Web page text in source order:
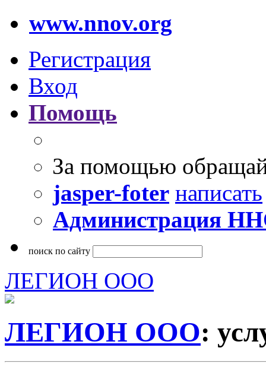
www.nnov.org
Регистрация
Вход
Помощь
За помощью
jasper-foter написать
Администрация
поиск по сайту
ЛЕГИОН ООО
ЛЕГИОН ООО: